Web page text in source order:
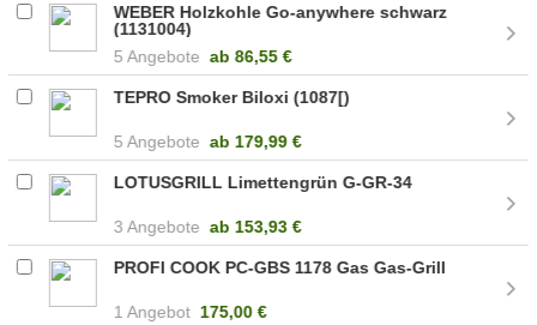
WEBER Holzkohle Go-anywhere schwarz
(1131004)
5 Angebote ab 86,55 €
TEPRO Smoker Biloxi (1087[)
5 Angebote ab 179,99 €
LOTUSGRILL Limettengrün G-GR-34
3 Angebote ab 153,93 €
PROFI COOK PC-GBS 1178 Gas Gas-Grill
1 Angebot 175,00 €